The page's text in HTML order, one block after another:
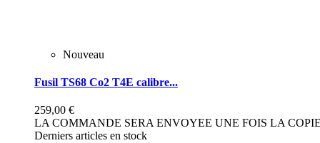
Nouveau
Fusil TS68 Co2 T4E calibre...
259,00 €
LA COMMANDE SERA ENVOYEE UNE FOIS LA
Derniers articles en stock